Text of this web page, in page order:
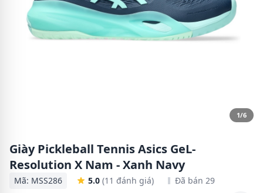
1/6
Giày Pickleball Tennis Asics GeL-
Resolution X Nam - Xanh Navy
Mã: MSS286 5.0 (11 đánh giá) Đã bán 29